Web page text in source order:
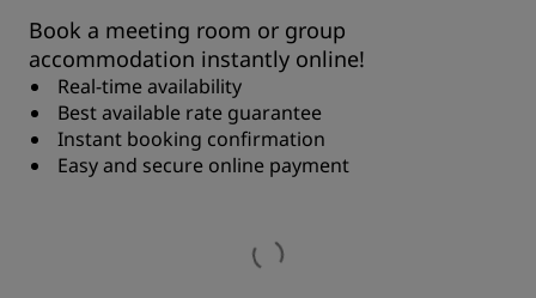
Book a meeting room or group
accommodation instantly online!
Real-time availability
Best available rate guarantee
Instant booking confirmation
Easy and secure online payment